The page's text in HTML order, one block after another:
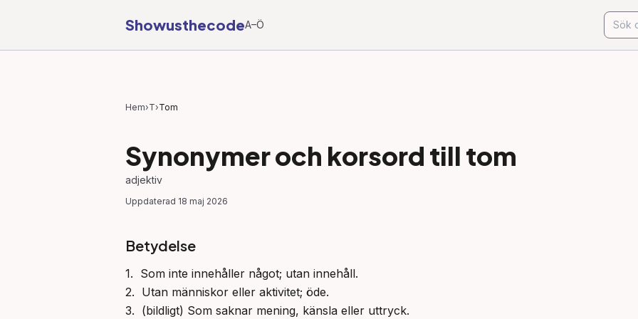
ShowusthecodeA–Ö
Hem›T›Tom
Synonymer och korsord till tom
adjektiv
Uppdaterad 18 maj 2026
Betydelse
1.  Som inte innehåller något; utan innehåll.
2.  Utan människor eller aktivitet; öde.
3.  (bildligt) Som saknar mening, känsla eller uttryck.